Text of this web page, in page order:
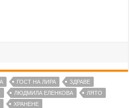
ГОСТ НА ЛИРА
ЗДРАВЕ
ЛЮДМИЛА ЕЛЕНКОВА
ЛЯТО
ХРАНЕНЕ